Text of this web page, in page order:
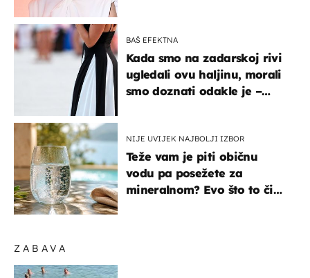
ZABAVA
BAŠ EFEKTNA
Kada smo na zadarskoj rivi
ugledali ovu haljinu, morali
smo doznati odakle je –
NIJE UVIJEK NAJBOLJI IZBOR
Teže vam je piti običnu
vodu pa posežete za
mineralnom? Evo što to čini